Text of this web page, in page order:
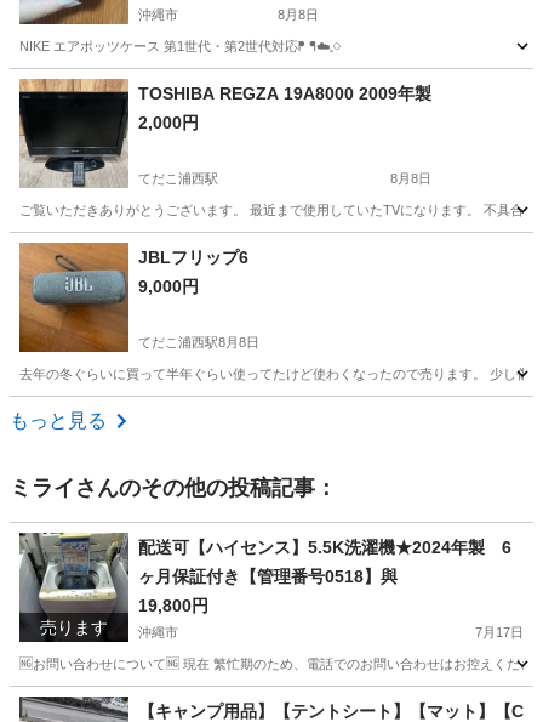
沖縄市 8月8日
NIKE エアポッツケース 第1世代・第2世代対応ᖰ ᖳ☁️𓈒𓏸
沖縄 沖縄市
TOSHIBA REGZA 19A8000 2009年製
2,000円
てだこ浦西駅 8月8日
ご覧いただきありがとうございます。 最近まで使用していたTVになります。 不具合
沖縄 中頭郡 てだこ浦西駅
JBLフリップ6
9,000円
てだこ浦西駅8月8日
去年の冬ぐらいに買って半年ぐらい使ってたけど使わくなったので売ります。 少し傷
沖縄 中頭郡
もっと見る
ミライ さんのその他の投稿記事：
売ります
配送可【ハイセンス】5.5K洗濯機★2024年製 6
ヶ月保証付き【管理番号0518】與
19,800円
沖縄市 7月17日
🆖お問い合わせについて🆖 現在 繁忙期のため、電話でのお問い合わせはお控えくだ
沖縄 沖縄市 生活家電 ハイセンス
【キャンプ用品】【テントシート】【マット】【C